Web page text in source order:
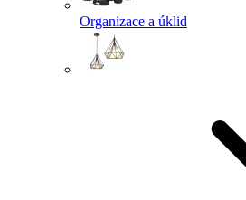
Organizace a úklid